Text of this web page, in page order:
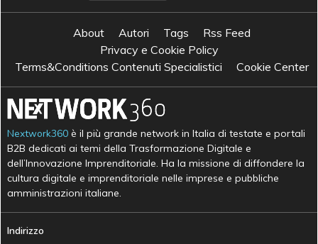
About Autori Tags
Rss Feed
Privacy e Cookie Policy
Terms&Conditions Contenuti Specialistici
Cookie Center
Nextwork360 è il più grande network in Italia di testate e portali
B2B dedicati ai temi della Trasformazione Digitale e
dell’Innovazione Imprenditoriale. Ha la missione di diffondere la
cultura digitale e imprenditoriale nelle imprese e pubbliche
amministrazioni italiane.
Indirizzo